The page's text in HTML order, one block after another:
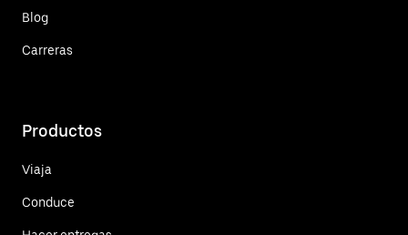
Blog
Carreras
Productos
Viaja
Conduce